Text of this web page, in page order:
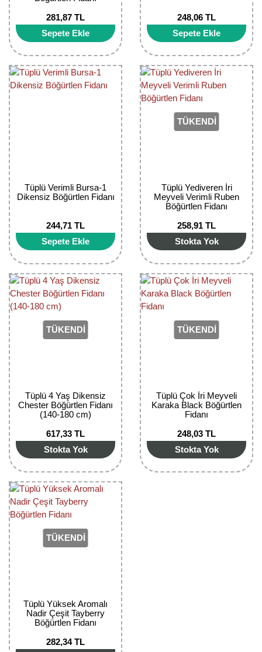
281,87 TL
Sepete Ekle
248,06 TL
Sepete Ekle
Tüplü Verimli Bursa-1
Dikensiz Böğürtlen Fidanı
244,71 TL
Sepete Ekle
TÜKENDİ
Tüplü Yediveren İri
Meyveli Verimli Ruben
Böğürtlen Fidanı
258,91 TL
Stokta Yok
TÜKENDİ
Tüplü 4 Yaş Dikensiz
Chester Böğürtlen Fidanı
(140-180 cm)
617,33 TL
Stokta Yok
TÜKENDİ
Tüplü Çok İri Meyveli
Karaka Black Böğürtlen
Fidanı
248,03 TL
Stokta Yok
TÜKENDİ
Tüplü Yüksek Aromalı
Nadir Çeşit Tayberry
Böğürtlen Fidanı
282,34 TL
Nadir Çeşit Meyveler
Nar Fidanı
Narenciye Fidanları
Nektarin Fidanı
Üzüm Fidanı
Vişne Fidanı
Yaban Mersini Fidanı
Zeytin Fidanı